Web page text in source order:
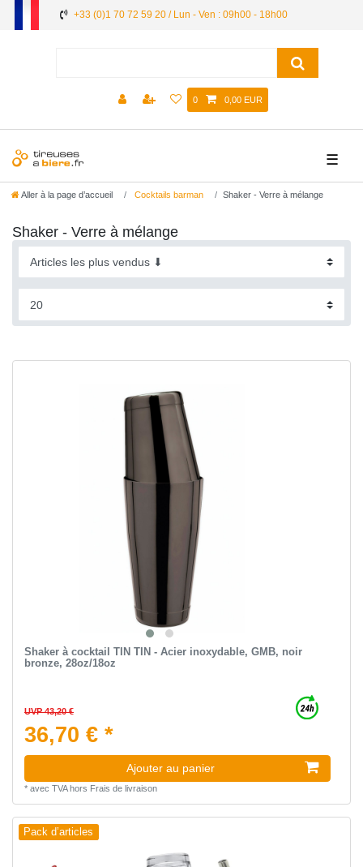
+33 (0)1 70 72 59 20 / Lun - Ven : 09h00 - 18h00
0 0,00 EUR
☰
Aller à la page d’accueil Cocktails barman Shaker - Verre à mélange
Shaker - Verre à mélange
Shaker à cocktail TIN TIN - Acier inoxydable, GMB, noir
bronze, 28oz/18oz
UVP 43,20 €
36,70 € *
Ajouter au panier
* avec TVAhors Frais de livraison
Pack d’articles